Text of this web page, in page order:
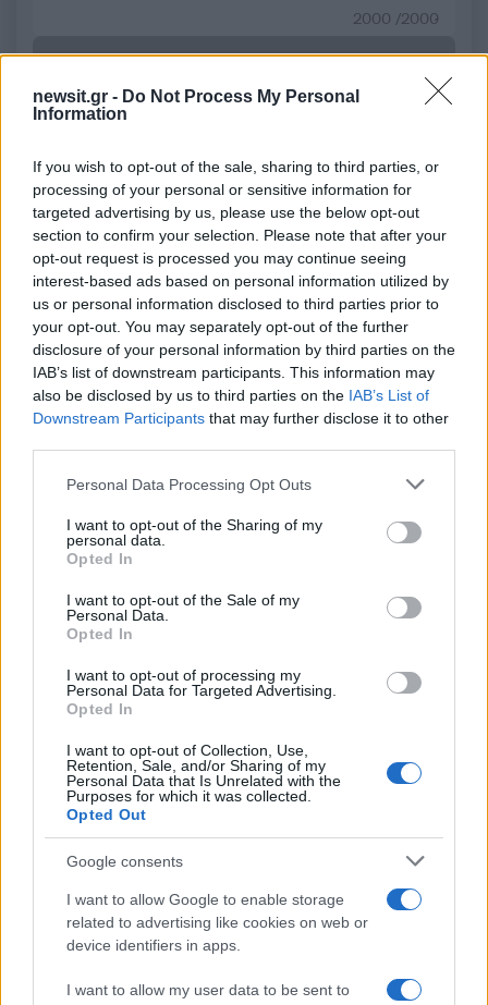
newsit.gr - Do Not Process My Personal
Information
If you wish to opt-out of the sale, sharing to third parties, or
processing of your personal or sensitive information for
targeted advertising by us, please use the below opt-out
section to confirm your selection. Please note that after your
opt-out request is processed you may continue seeing
interest-based ads based on personal information utilized by
us or personal information disclosed to third parties prior to
your opt-out. You may separately opt-out of the further
disclosure of your personal information by third parties on the
IAB’s list of downstream participants. This information may
also be disclosed by us to third parties on the IAB’s List of
Downstream Participants that may further disclose it to other
Please note that this website/app uses one or more Google
not limited to your visit or usage behaviour. You may click to
grant or deny consent to Google and its third-party tags to
use your data for below specified purposes in below Google
consent section.
Personal Data Processing Opt Outs
I want to opt-out of the Sharing of my
personal data.
Opted In
I want to opt-out of the Sale of my
Personal Data.
Opted In
I want to opt-out of processing my
Personal Data for Targeted Advertising.
Opted In
I want to opt-out of Collection, Use,
Retention, Sale, and/or Sharing of my
Personal Data that Is Unrelated with the
Purposes for which it was collected.
Opted Out
Google consents
I want to allow Google to enable storage
related to advertising like cookies on web or
device identifiers in apps.
I want to allow my user data to be sent to
2000 /2000
Υποβολή σχολίου
Όροι Χρήσης. Το site προστατεύεται από reCAPTCHA, ισχύουν
Αθλητικά
CHAMPIONS LEAGUE
ΜΠΑΓΕΡ ΛΕΒΕΡΚΟΥΖΕΝ
ΟΛΥΜΠΙΑΚΟΣ
Share:
Ακολουθήστε το Νewsit.gr στο Google News
και
ενημερωθείτε πρώτοι για όλη την ειδησεογραφία και τα
τελευταία νέατης ημέρας
Πιο δημοφιλή
Έφυγαν οι συνεργάτες, μένει η Μαρία
Καρυστιανού - Η επόμενη μέρα για την
Συγκίνηση στο τελευταίο αντίο στον Λάκη
Χαλκιά: Με την «Φάμπρικα», λαούτο και
φωνή της μεταπολίτευσης
Ο Κώστας Σαμαράς δημοσίευσε μία παιδική
αδελφής του, Λένας
Ποιος είναι ο ελληνοκύπριος Sir Ντέμης
Χασάμπης: Από το σκάκι, στο Νόμπελ
Χημείας και στο «τιμόνι» της AI της Google
Το πολωμένο μελτέμι που τροφοδότησε τις
φωτιές σε Αττική και Βοιωτία: «Από τα
ισχυρότερα επεισόδια των τελευταίων 50
χρόνων»
Πιο σχολιασμένα